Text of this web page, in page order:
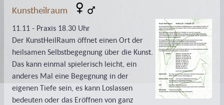
Kunstheilraum
11.11 - Praxis 18.30 Uhr
Der KunstHeilRaum öffnet einen Ort der
heilsamen Selbstbegegnung über die Kunst.
Das kann einmal spielerisch leicht, ein
anderes Mal eine Begegnung in der
eigenen Tiefe sein, es kann Loslassen
bedeuten oder das Eröffnen von ganz